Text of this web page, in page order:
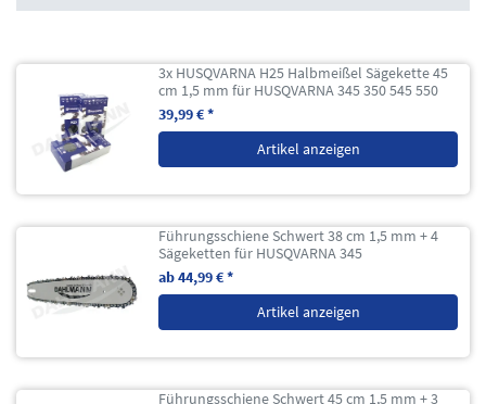
3x HUSQVARNA H25 Halbmeißel Sägekette 45
cm 1,5 mm für HUSQVARNA 345 350 545 550
39,99 € *
Artikel anzeigen
Führungsschiene Schwert 38 cm 1,5 mm + 4
Sägeketten für HUSQVARNA 345
ab 44,99 € *
Artikel anzeigen
Führungsschiene Schwert 45 cm 1,5 mm + 3